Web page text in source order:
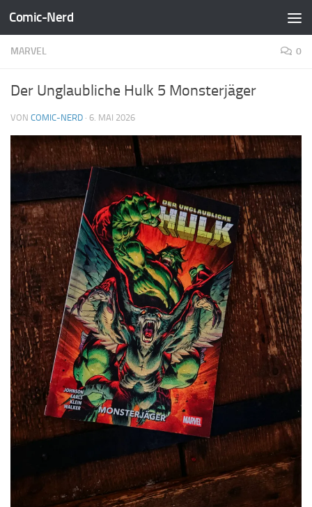
Zum Inhalt springen
Comic-Nerd
MARVEL 0
Der Unglaubliche Hulk 5 Monsterjäger
VON COMIC-NERD · 6. MAI 2026